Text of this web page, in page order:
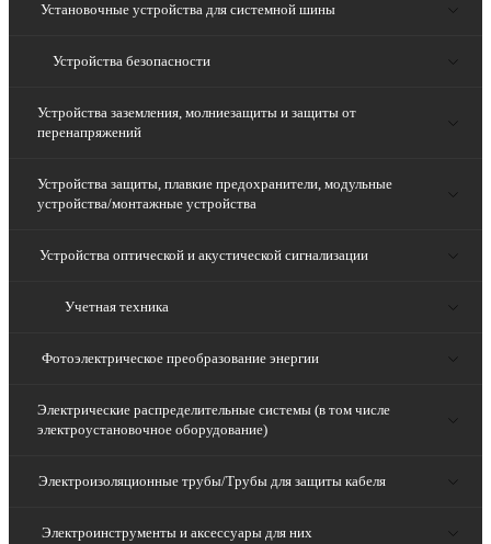
Установочные устройства для системной шины
Устройства безопасности
Устройства заземления, молниезащиты и защиты от
перенапряжений
Устройства защиты, плавкие предохранители, модульные
устройства/монтажные устройства
Устройства оптической и акустической сигнализации
Учетная техника
Фотоэлектрическое преобразование энергии
Электрические распределительные системы (в том числе
электроустановочное оборудование)
Электроизоляционные трубы/Трубы для защиты кабеля
Электроинструменты и аксессуары для них